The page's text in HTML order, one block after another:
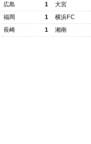
広島
福岡
長崎
1
大宮
1
横浜FC
1
湘南